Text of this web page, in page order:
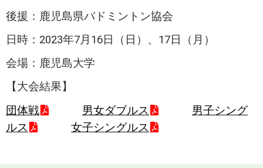
後援：鹿児島県バドミントン協会
日時：2023年7月16日（日）、17日（月）
会場：鹿児島大学
【大会結果】
団体戦
男女ダブルス
男子シング
ルス
女子シングルス